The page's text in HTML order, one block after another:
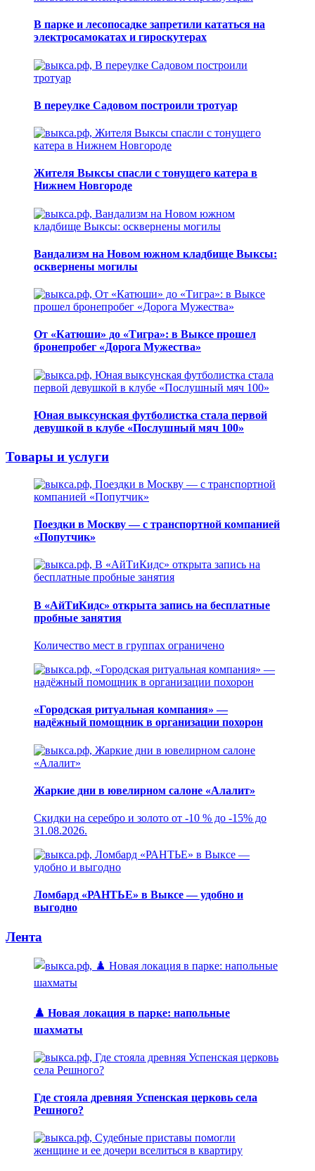
В парке и лесопосадке запретили кататься на
электросамокатах и гироскутерах
В переулке Садовом построили тротуар
Жителя Выксы спасли с тонущего катера в
Нижнем Новгороде
Вандализм на Новом южном кладбище Выксы:
осквернены могилы
От «Катюши» до «Тигра»: в Выксе прошел
бронепробег «Дорога Мужества»
Юная выксунская футболистка стала первой
девушкой в клубе «Послушный мяч 100»
Товары и услуги
Поездки в Москву — с транспортной компанией
«Попутчик»
В «АйТиКидс» открыта запись на бесплатные
пробные занятия
Количество мест в группах ограничено
«Городская ритуальная компания» —
надёжный помощник в организации похорон
Жаркие дни в ювелирном салоне «Алалит»
Скидки на серебро и золото от -10 % до -15% до
31.08.2026.
Ломбард «РАНТЬЕ» в Выксе — удобно и
выгодно
Лента
♟️ Новая локация в парке: напольные
шахматы
Где стояла древняя Успенская церковь села
Решного?